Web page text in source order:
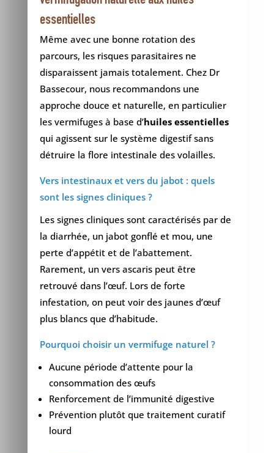
essentielles
Même avec une bonne rotation des
parcours, les risques parasitaires ne
disparaissent jamais totalement. Chez Dr
Bassecour, nous recommandons une
approche douce et naturelle, en particulier
les vermifuges à base d’huiles essentielles
qui agissent sur le système digestif sans
détruire la flore intestinale des volailles.
Vers intestinaux et vers du jabot : quels
sont les signes cliniques ?
Les signes cliniques sont caractérisés par de
la diarrhée, un jabot gonflé et mou, une
perte d’appétit et de l’abattement.
Rarement, un vers ascaris peut être
retrouvé dans l’œuf. Lors de forte
infestation, on peut voir des jaunes d’œuf
plus blancs que d’habitude.
Pourquoi choisir un vermifuge naturel ?
Aucune période d’attente pour la
consommation des œufs
Renforcement de l’immunité digestive
Prévention plutôt que traitement curatif
lourd